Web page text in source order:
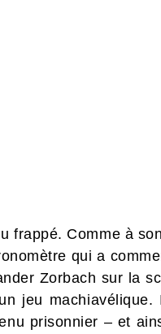
frappé. Comme à
qui a
Zorbach sur la
jeu machiavélique.
prisonnier – et